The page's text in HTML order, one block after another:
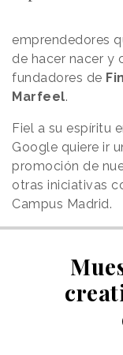
emprendedores
de hacer nacer y
fundadores de
Marfeel.
Fiel a su espíritu
Google quiere ir
promoción de
otras iniciativas
Campus Madrid.